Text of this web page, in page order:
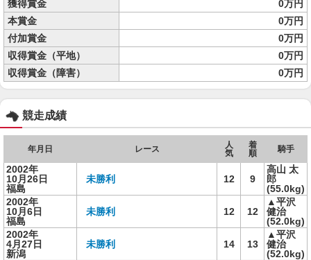
獲得賞金
0万円
本賞金
0万円
付加賞金
0万円
収得賞金（平地）
0万円
収得賞金（障害）
0万円
競走成績
年月日 レース
人
気
着
順
騎手
2002年
10月26日
福島
未勝利 12 9
高山 太
郎
(55.0kg)
2002年
10月6日
福島
未勝利 12 12
▲平沢
健治
(52.0kg)
2002年
4月27日
新潟
未勝利 14 13
▲平沢
健治
(52.0kg)